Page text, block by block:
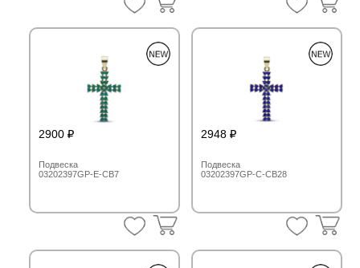
2948
Подвеска
03202397GP-C-CB28
2900
Подвеска
03202397GP-E-CB7